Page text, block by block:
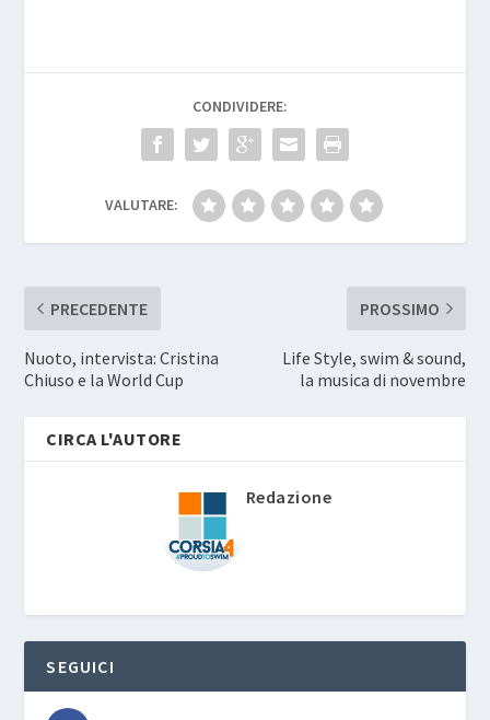
CONDIVIDERE:
VALUTARE:
PRECEDENTE
Nuoto, intervista: Cristina
Chiuso e la World Cup
PROSSIMO
Life Style, swim & sound,
la musica di novembre
CIRCA L'AUTORE
Redazione
SEGUICI